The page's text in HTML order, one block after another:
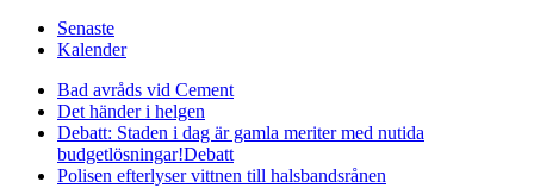
Senaste
Kalender
Bad avråds vid Cement
Det händer i helgen
Debatt: Staden i dag är gamla meriter med nutida
budgetlösningar!Debatt
Polisen efterlyser vittnen till halsbandsrånen